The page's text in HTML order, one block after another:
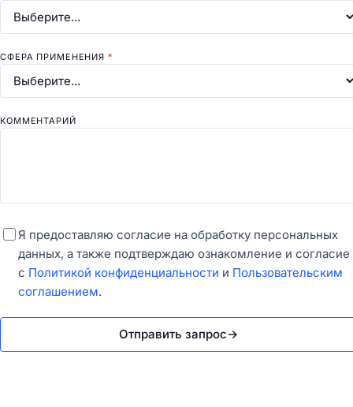
СФЕРА ПРИМЕНЕНИЯ *
КОММЕНТАРИЙ
Я предоставляю согласие на обработку персональных
данных, а также подтверждаю ознакомление и согласие
с Политикой конфиденциальности и Пользовательским
соглашением.
Отправить запрос→